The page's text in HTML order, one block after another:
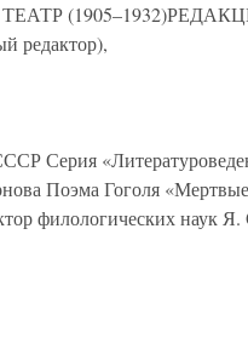
Серия
Поэма Гоголя
филологических